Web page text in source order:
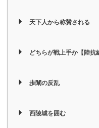
天下人から称賛される
どちらが戦上手か【陸抗
歩闡の反乱
西陵城を囲む